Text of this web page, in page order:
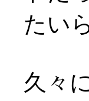
たい
久々